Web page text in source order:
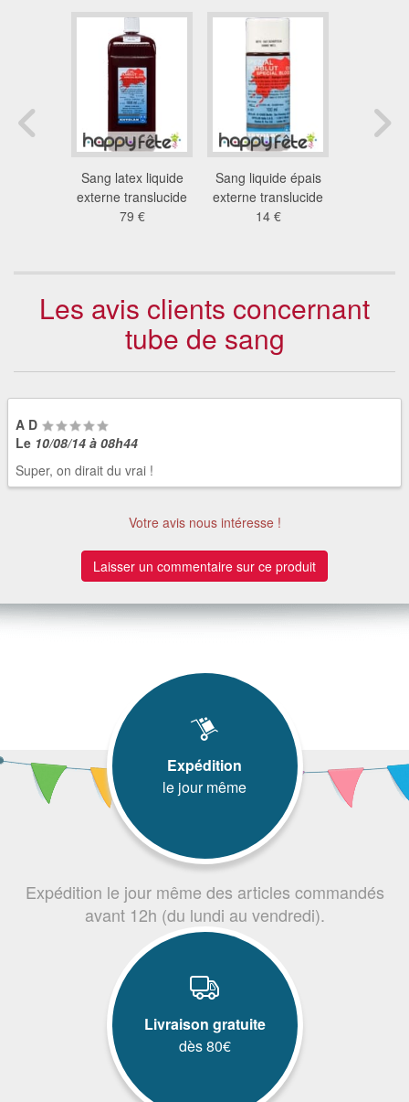
Sang latex liquide
externe translucide
79 €
Sang liquide épais
externe translucide
14 €
Les avis clients concernant
tube de sang
A D
Le 10/08/14 à 08h44
Super, on dirait du vrai !
Votre avis nous intéresse !
Laisser un commentaire sur ce produit
Expédition
le jour même
Expédition le jour même des articles commandés
avant 12h (du lundi au vendredi).
Livraison gratuite
dès 80€